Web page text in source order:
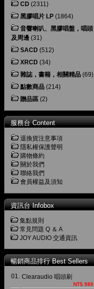
CD (2311)
黑膠唱片 LP (1864)
音響喇叭、黑膠唱盤，唱頭
及周邊 (31)
SACD (512)
XRCD (34)
雜誌，書籍，相關精品 (69)
點數商品 (214)
贈品區 (2)
服務台 Content
退換貨注意事項
隱私權保護聲明
購物條約
關於我們
聯絡我們
會員權益及須知
資訊台 Infobox
集點規則
常見問題 Q ＆ A
JOY AUDIO 交通資訊
暢銷商品排行 Best Sellers
01. Clearaudio 唱頭刷
NT$ 980